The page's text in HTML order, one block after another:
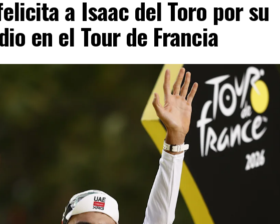
ADVERTISEMENT
de la libertad, por eso todo el ataque mediático que hubo,
el faro de Occidente», afirmó.
horas después de que la Cancillería brasileña convocara a
en Argentina, Julio Bitelli, debido a los comentarios realizados por
brasileño, Luiz Inácio Lula da Silva.
del Partido Liberal (PL) en Brasil, donde participó para respaldar la
a Isaac del Toro por su
en el Tour de Francia